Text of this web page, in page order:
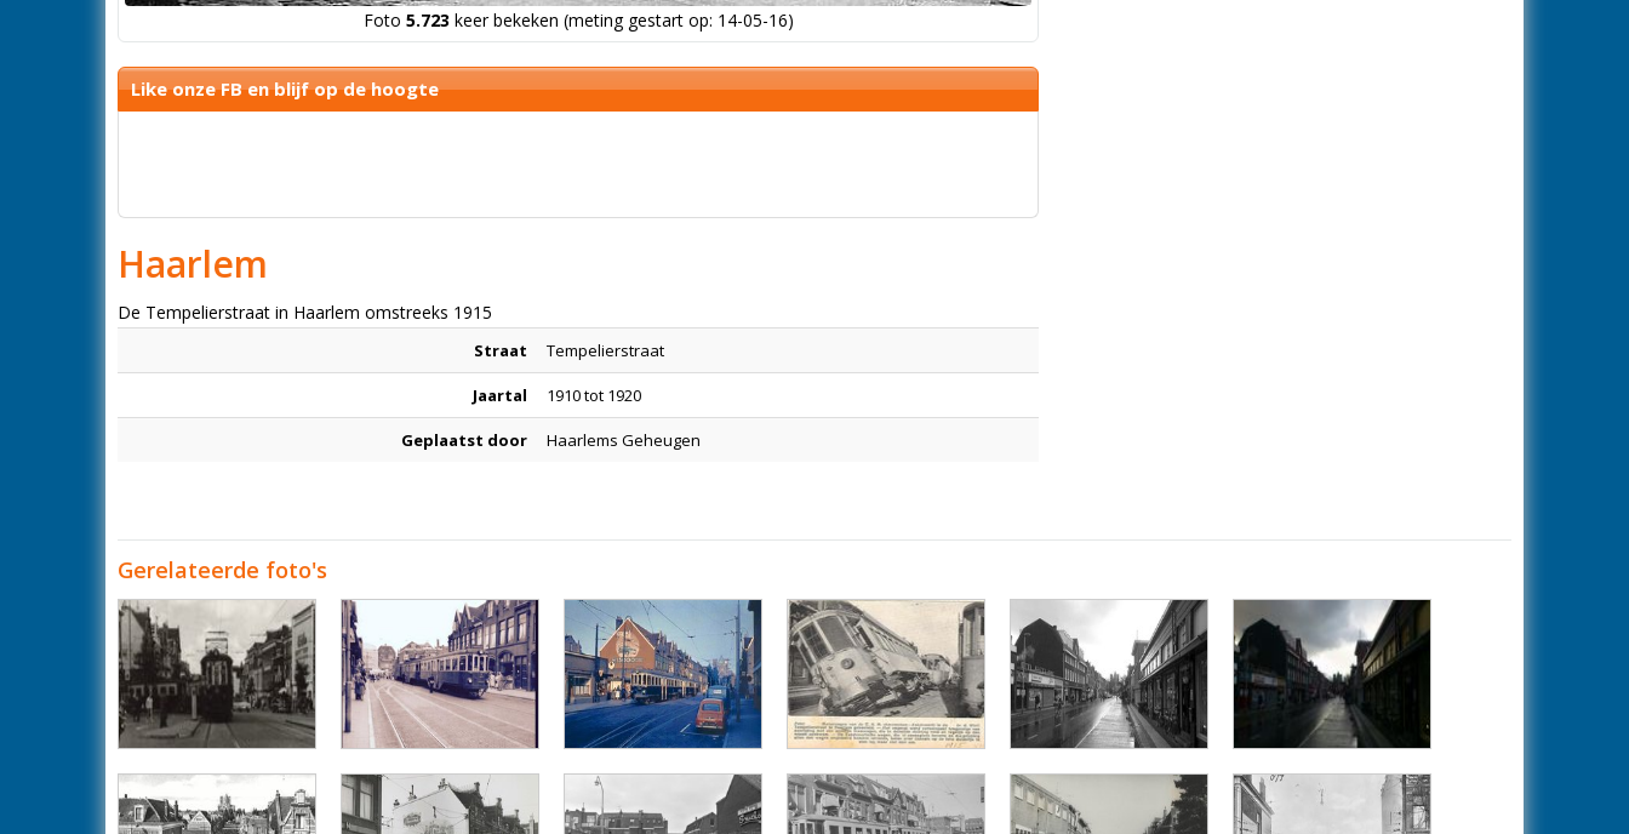
Foto 5.723 keer bekeken (meting gestart op: 14-05-16)
Like onze FB en blijf op de hoogte
Haarlem
De Tempelierstraat in Haarlem omstreeks 1915
Straat Tempelierstraat
Jaartal 1910 tot 1920
Geplaatst door Haarlems Geheugen
Gerelateerde foto's